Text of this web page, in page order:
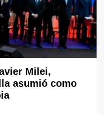
Milei,
asumió como